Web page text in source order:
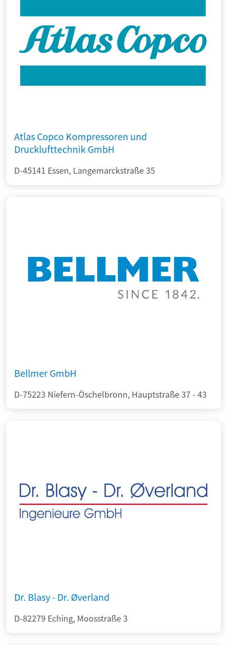
Atlas Copco Kompressoren und
Drucklufttechnik GmbH
D-45141 Essen, Langemarckstraße 35
Bellmer GmbH
D-75223 Niefern-Öschelbronn, Hauptstraße 37 - 43
Dr. Blasy - Dr. Øverland
D-82279 Eching, Moosstraße 3